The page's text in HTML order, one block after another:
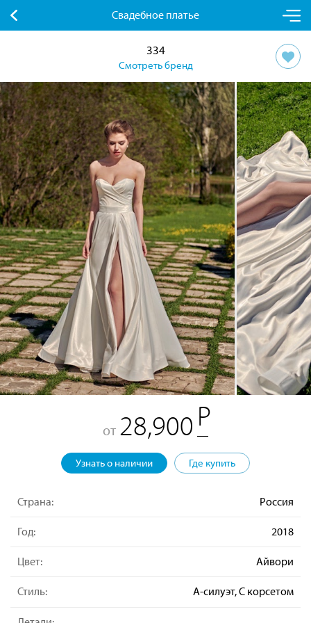
Свадебное платье
334
Смотреть бренд
от 28,900
Узнать о наличии Где купить
Страна: Россия
Год: 2018
Цвет: Айвори
Стиль: А-силуэт, С корсетом